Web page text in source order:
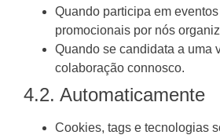
Quando participa em
promocionais por nós
Quando se candidata a uma
colaboração connosco.
4.2. Automaticamente
Cookies, tags e tecnologias